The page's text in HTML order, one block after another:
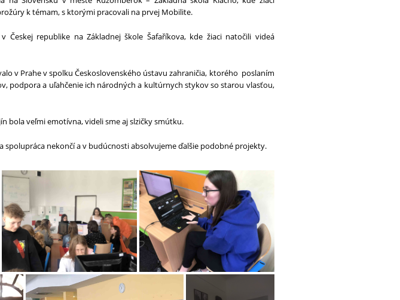
k témam, s ktorými pracovali na prvej Mobilite.
Českej republike na Základnej škole Šafaříkova, kde žiaci natočili videá
v Prahe v spolku Československého ústavu zahraničia, ktorého poslaním
podpora a uľahčenie ich národných a kultúrnych stykov so starou vlasťou,
bola veľmi emotívna, videli sme aj slzičky smútku.
spolupráca nekončí a v budúcnosti absolvujeme ďalšie podobné projekty.